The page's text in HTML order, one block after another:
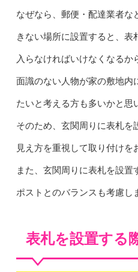
なぜなら、郵便・配達業者な
きない場所に設置すると、表
入らなければいけなくなるか
面識のない人物が家の敷地内
たいと考える方も多いかと思
そのため、玄関周りに表札を
見え方を重視して取り付けを
また、玄関周りに表札を設
ポストとのバランスも考慮し
表札を設置する